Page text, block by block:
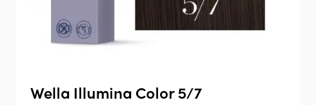
Wella Illumina Color 5/7